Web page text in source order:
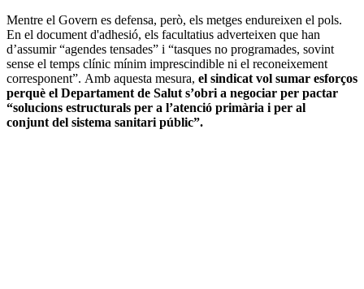
Mentre el Govern es defensa, però, els metges endureixen el pols.
En el document d'adhesió, els facultatius adverteixen que han
d’assumir “agendes tensades” i “tasques no programades, sovint
sense el temps clínic mínim imprescindible ni el reconeixement
corresponent”. Amb aquesta mesura, el sindicat vol sumar esforços
perquè el Departament de Salut s’obri a negociar per pactar
“solucions estructurals per a l’atenció primària i per al
conjunt del sistema sanitari públic”.